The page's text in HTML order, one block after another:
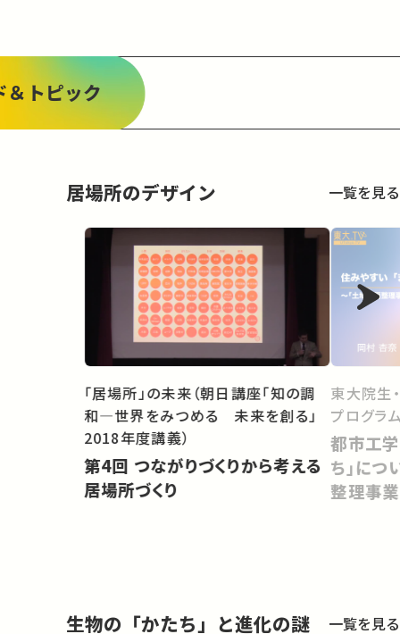
＆トピック
居場所のデザイン 一覧を見る
「居場所」の未来（朝日講座「知の調
和―世界をみつめる 未来を創る」
2018年度講義）
第4回 つながりづくりから考える
居場所づくり
東大院生
プログラ
都市工
ち」につ
整理事業
生物の「かたち」と進化の謎 一覧を見る